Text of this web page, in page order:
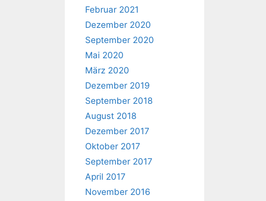
Februar 2021
Dezember 2020
September 2020
Mai 2020
März 2020
Dezember 2019
September 2018
August 2018
Dezember 2017
Oktober 2017
September 2017
April 2017
November 2016